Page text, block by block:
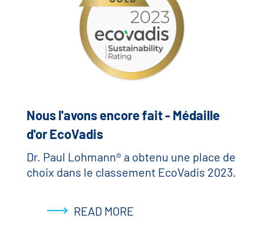
Nous l'avons encore fait - Médaille
d'or EcoVadis
Dr. Paul Lohmann® a obtenu une place de
choix dans le classement EcoVadis 2023.
READ MORE